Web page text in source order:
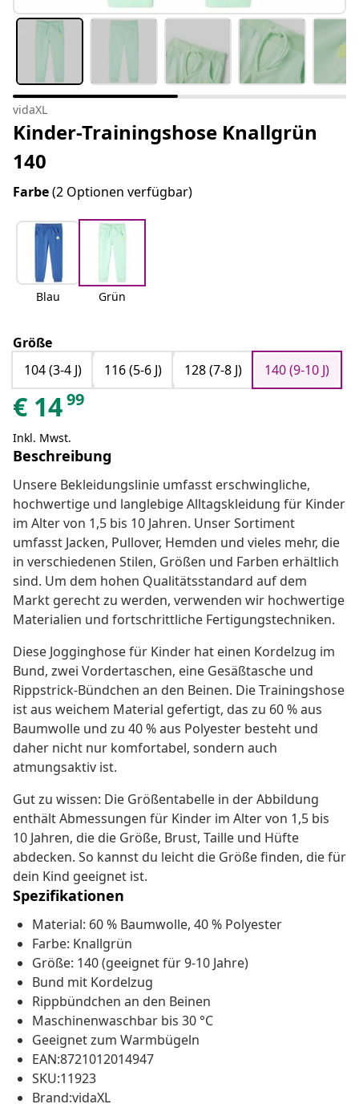
vidaXL
Kinder-Trainingshose Knallgrün
140
Farbe(2 Optionen verfügbar)
Blau Grün
Größe
104 (3-4 J)
116 (5-6 J) 128 (7-8 J) 140 (9-10 J)
€ 1499
Inkl. Mwst.
Beschreibung
Unsere Bekleidungslinie umfasst erschwingliche,
hochwertige und langlebige Alltagskleidung für Kinder
im Alter von 1,5 bis 10 Jahren. Unser Sortiment
umfasst Jacken, Pullover, Hemden und vieles mehr, die
in verschiedenen Stilen, Größen und Farben erhältlich
sind. Um dem hohen Qualitätsstandard auf dem
Markt gerecht zu werden, verwenden wir hochwertige
Materialien und fortschrittliche Fertigungstechniken.
Diese Jogginghose für Kinder hat einen Kordelzug im
Bund, zwei Vordertaschen, eine Gesäßtasche und
Rippstrick-Bündchen an den Beinen. Die Trainingshose
ist aus weichem Material gefertigt, das zu 60 % aus
Baumwolle und zu 40 % aus Polyester besteht und
daher nicht nur komfortabel, sondern auch
atmungsaktiv ist.
Gut zu wissen: Die Größentabelle in der Abbildung
enthält Abmessungen für Kinder im Alter von 1,5 bis
10 Jahren, die die Größe, Brust, Taille und Hüfte
abdecken. So kannst du leicht die Größe finden, die für
dein Kind geeignet ist.
Spezifikationen
Material: 60 % Baumwolle, 40 % Polyester
Farbe: Knallgrün
Größe: 140 (geeignet für 9-10 Jahre)
Bund mit Kordelzug
Rippbündchen an den Beinen
Maschinenwaschbar bis 30 °C
Geeignet zum Warmbügeln
EAN:8721012014947
SKU:11923
Brand:vidaXL